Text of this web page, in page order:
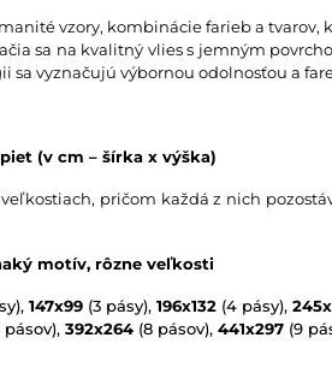
vzory, kombinácie farieb a tvarov,
sa na kvalitný vlies s jemným
sa vyznačujú výbornou odolnosťou a
(v cm – šírka x výška)
pričom každá z nich
motív, rôzne veľkosti
147x99 (3 pásy), 196x132 (4 pásy),
pásov), 392x264 (8 pásov), 441x297 (9